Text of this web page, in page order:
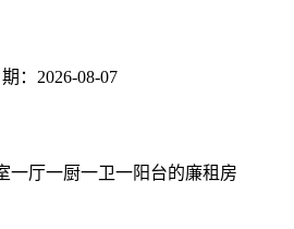
：2026-08-07
一厅一厨一卫一阳台的廉租房